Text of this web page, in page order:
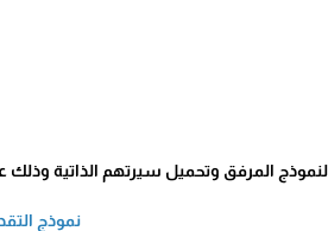
المرفق وتحميل سيرتهم الذاتية وذلك
نموذج